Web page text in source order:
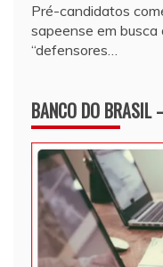
Pré-candidatos
sapeense em
“defensores…
BANCO DO BRASIL